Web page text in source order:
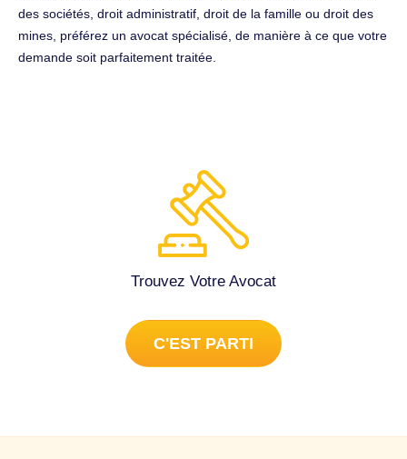
des sociétés, droit administratif, droit de la famille ou droit des
mines, préférez un avocat spécialisé, de manière à ce que votre
demande soit parfaitement traitée.
Trouvez Votre Avocat
C'EST PARTI